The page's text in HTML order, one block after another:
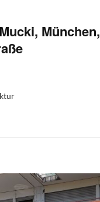
München,